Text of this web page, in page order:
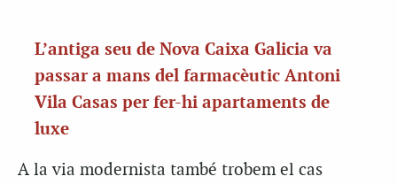
L’antiga seu de Nova Caixa Galicia va
passar a mans del farmacèutic Antoni
Vila Casas per fer-hi apartaments de
luxe
A la via modernista també trobem el cas